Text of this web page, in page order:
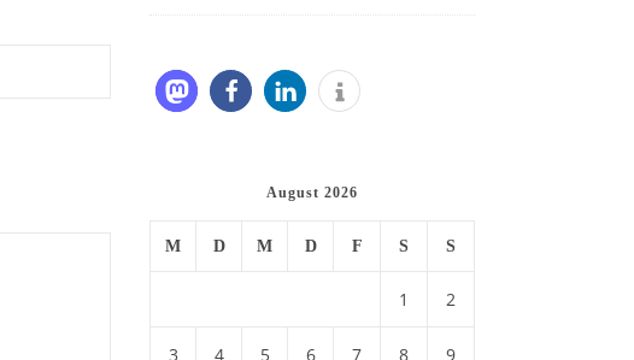
August 2026
M D M D F S S
1 2
3 4 5 6 7 8 9